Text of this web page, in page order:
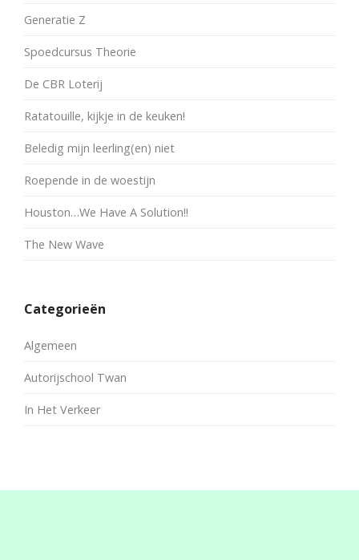
Generatie Z
Spoedcursus Theorie
De CBR Loterij
Ratatouille, kijkje in de keuken!
Beledig mijn leerling(en) niet
Roepende in de woestijn
Houston…We Have A Solution!!
The New Wave
Categorieën
Algemeen
Autorijschool Twan
In Het Verkeer